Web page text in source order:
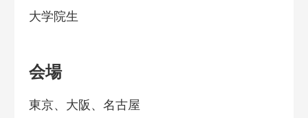
大学院生
会場
東京、大阪、名古屋